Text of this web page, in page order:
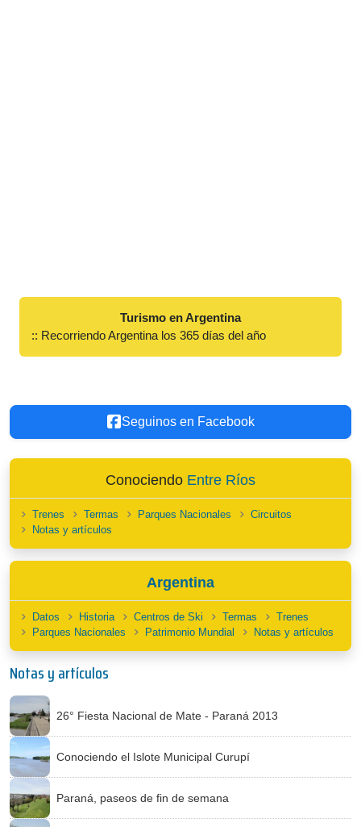
Turismo en Argentina
:: Recorriendo Argentina los 365 días del año
Seguinos en Facebook
Conociendo Entre Ríos
Trenes Termas Parques Nacionales
Circuitos
Notas y artículos
Argentina
Datos Historia Centros de Ski Termas
Trenes
Parques Nacionales
Patrimonio Mundial Notas y artículos
Notas y artículos
26° Fiesta Nacional de Mate - Paraná 2013
Conociendo el Islote Municipal Curupí
Paraná, paseos de fin de semana